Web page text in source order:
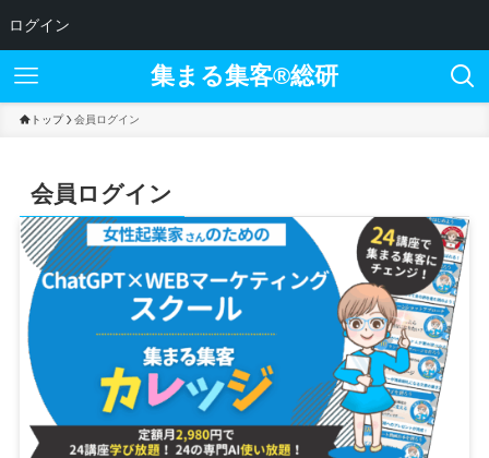
ログイン
集まる集客®︎総研
トップ 会員ログイン
会員ログイン